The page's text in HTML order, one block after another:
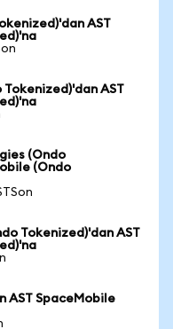
AST
AST
(Ondo
(Ondo
Tokenized)'dan AST
AST SpaceMobile